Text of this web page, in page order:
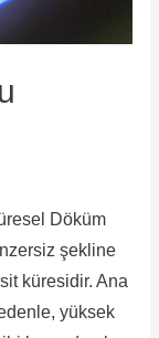
Döküm
şekline
küresidir. Ana
yüksek